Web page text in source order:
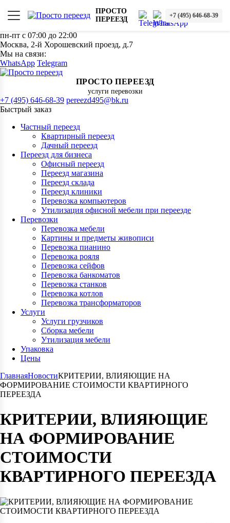
ПРОСТО
ПЕРЕЕЗД
+7 (495) 646-68-39
пн-пт с 07:00 до 22:00
Москва, 2-й Хорошевский проезд, д.7
Мы на связи:
WhatsApp Telegram
ПРОСТО ПЕРЕЕЗД
услуги перевозки
+7 (495) 646-68-39 pereezd495@bk.ru
Быстрый заказ
Частный переезд
Квартирный переезд
Дачный переезд
Переезд для бизнеса
Офисный переезд
Переезд магазина
Переезд склада
Переезд клиники
Перевозка компьютеров
Утилизация офисной мебели при переезде
Перевозки
Перевозка мебели
Картины и предметы живописи
Перевозка пианино
Перевозка рояля
Перевозка сейфов
Перевозка банкоматов
Перевозка станков
Перевозка котлов
Перевозка трансформаторов
Услуги
Услуги грузчиков
Сборка мебели
Утилизация мебели
Упаковка
Цены
ГлавнаяНовостиКРИТЕРИИ, ВЛИЯЮЩИЕ НА
ФОРМИРОВАНИЕ СТОИМОСТИ КВАРТИРНОГО
ПЕРЕЕЗДА
КРИТЕРИИ, ВЛИЯЮЩИЕ
НА ФОРМИРОВАНИЕ
СТОИМОСТИ
КВАРТИРНОГО ПЕРЕЕЗДА